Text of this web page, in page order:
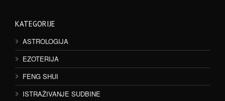
KATEGORIJE
ASTROLOGIJA
EZOTERIJA
FENG SHUI
ISTRAŽIVANJE SUDBINE